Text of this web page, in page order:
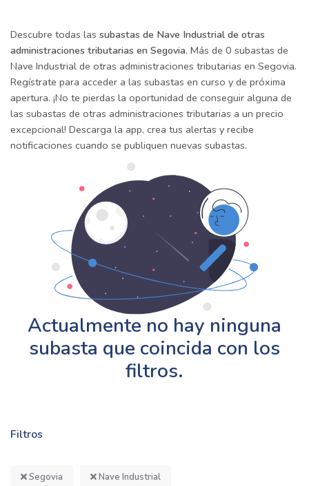
Filtros
Segovia Nave Industrial
Descubre todas las subastas de Nave Industrial de otras
administraciones tributarias en Segovia. Más de 0 subastas de
Nave Industrial de otras administraciones tributarias en Segovia.
Regístrate para acceder a las subastas en curso y de próxima
apertura. ¡No te pierdas la oportunidad de conseguir alguna de
las subastas de otras administraciones tributarias a un precio
excepcional! Descarga la app, crea tus alertas y recibe
notificaciones cuando se publiquen nuevas subastas.
Actualmente no hay ninguna
subasta que coincida con los
filtros.